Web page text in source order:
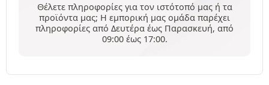
Θέλετε πληροφορίες για τον ιστότοπό μας ή τα
προϊόντα μας; Η εμπορική μας ομάδα παρέχει
πληροφορίες από Δευτέρα έως Παρασκευή, από
09:00 έως 17:00.